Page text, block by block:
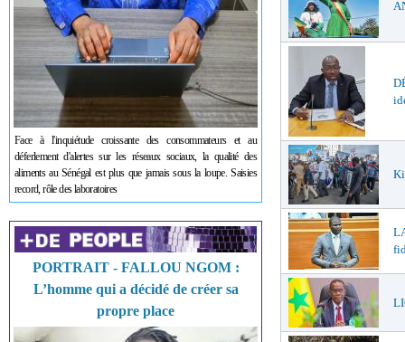
Face à l'inquiétude croissante des consommateurs et au
déferlement d'alertes sur les réseaux sociaux, la qualité des
aliments au Sénégal est plus que jamais sous la loupe. Saisies
record, rôle des laboratoires
PORTRAIT - FALLOU NGOM :
L’homme qui a décidé de créer sa
propre place